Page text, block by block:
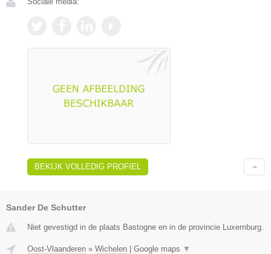
BEKIJK VOLLEDIG PROFIEL
Sander De Schutter
Niet gevestigd in de plaats Bastogne en in de provincie Luxemburg.
Oost-Vlaanderen » Wichelen Google maps ▼